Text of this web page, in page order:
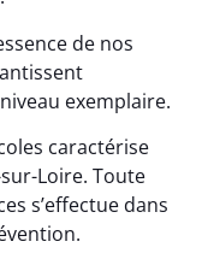
de nos
exemplaire.
caractérise
Loire. Toute
s’effectue dans